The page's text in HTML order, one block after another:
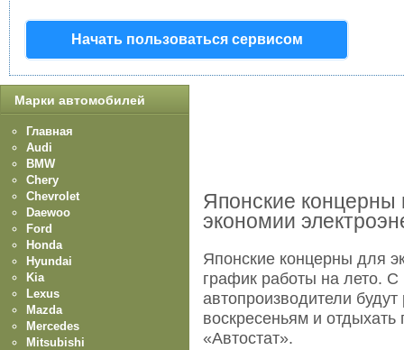
Начать пользоваться сервисом
Японские концерны
экономии
Японские концерны для
график работы на лето.
автопроизводители
воскресеньям и
«Автостат».
Марки автомобилей
Главная
Audi
BMW
Chery
Chevrolet
Daewoo
Ford
Honda
Hyundai
Kia
Lexus
Mazda
Mercedes
Mitsubishi